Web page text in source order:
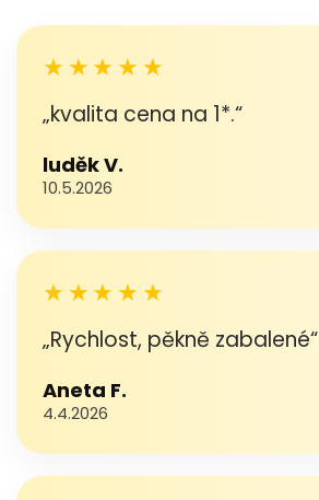
★★★★★
„kvalita cena na 1*.“
luděk V.
10.5.2026
★★★★★
„Rychlost, pěkně zabalené“
Aneta F.
4.4.2026